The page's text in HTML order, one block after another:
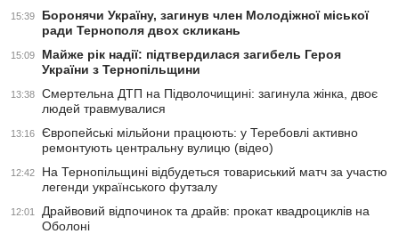
15:39
Боронячи Україну, загинув член Молодіжної міської
ради Тернополя двох скликань
15:09
Майже рік надії: підтвердилася загибель Героя
України з Тернопільщини
13:38
Смертельна ДТП на Підволочищині: загинула жінка, двоє
людей травмувалися
13:16
Європейські мільйони працюють: у Теребовлі активно
ремонтують центральну вулицю (відео)
12:42
На Тернопільщині відбудеться товариський матч за участю
легенди українського футзалу
12:01
Драйвовий відпочинок та драйв: прокат квадроциклів на
Оболоні